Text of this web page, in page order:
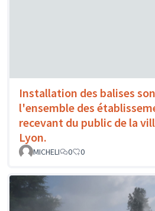
Installation des balises
l'ensemble des
recevant du public de la
Lyon.
MICHELI 0 0